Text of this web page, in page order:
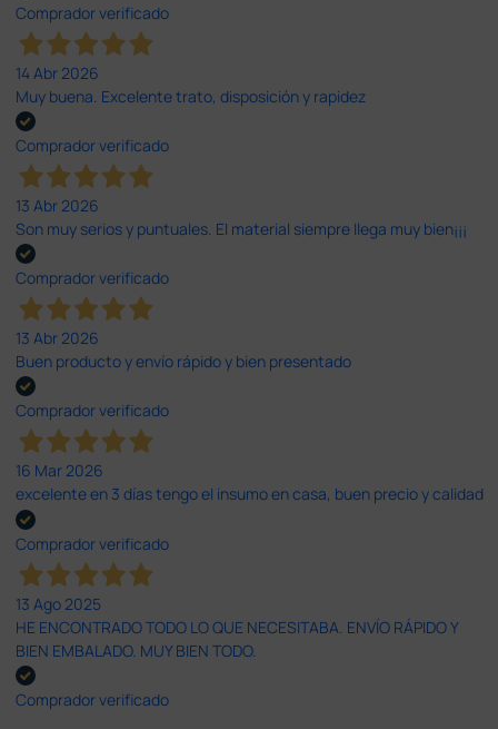
Comprador verificado
14 Abr 2026
Muy buena. Excelente trato, disposición y rapidez
Comprador verificado
13 Abr 2026
Son muy serios y puntuales. El material siempre llega muy bien¡¡¡
Comprador verificado
13 Abr 2026
Buen producto y envío rápido y bien presentado
Comprador verificado
16 Mar 2026
excelente en 3 días tengo el insumo en casa, buen precio y calidad
Comprador verificado
13 Ago 2025
HE ENCONTRADO TODO LO QUE NECESITABA. ENVÍO RÁPIDO Y
BIEN EMBALADO. MUY BIEN TODO.
Comprador verificado